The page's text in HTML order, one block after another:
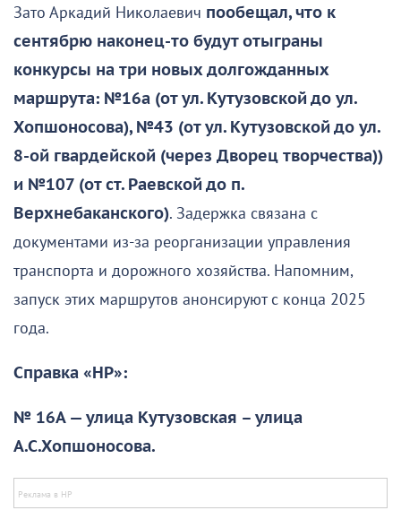
Зато Аркадий Николаевич пообещал, что к
сентябрю наконец-то будут отыграны
конкурсы на три новых долгожданных
маршрута: №16а (от ул. Кутузовской до ул.
Хопшоносова), №43 (от ул. Кутузовской до ул.
8-ой гвардейской (через Дворец творчества))
и №107 (от ст. Раевской до п.
Верхнебаканского). Задержка связана с
документами из-за реорганизации управления
транспорта и дорожного хозяйства. Напомним,
запуск этих маршрутов анонсируют с конца 2025
года.
Справка «НР»:
№ 16А — улица Кутузовская – улица
А.С.Хопшоносова.